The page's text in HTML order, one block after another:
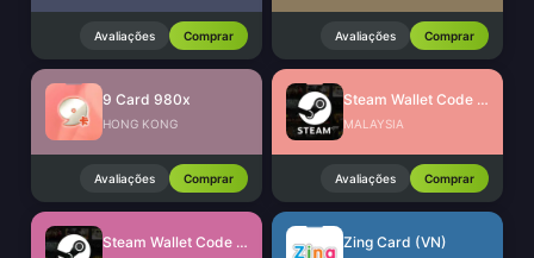
Avaliações Comprar Avaliações Comprar
9 Card 980x
HONG KONG
Avaliações Comprar
Steam Wallet Code (MYR)
MALAYSIA
Avaliações Comprar
Steam Wallet Code (IDR) Zing Card (VN)